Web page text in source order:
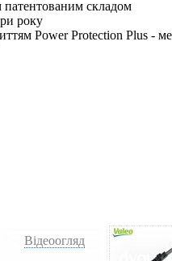
патентованим складом
року
Power Protection Plus -
Відеоогляд